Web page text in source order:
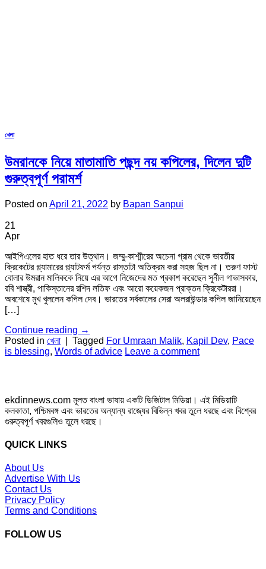
খেলা
উমরানকে নিয়ে মাতামাতি পছন্দ নয় কপিলের, দিলেন দুটি
গুরুত্বপূর্ণ পরামর্শ
Posted on April 21, 2022 by Bapan Sanpui
21
Apr
আইপিএলের হাত ধরে তার উত্থান। জম্মু-কাশ্মীরের অচেনা গ্রাম থেকে ভারতীয়
ক্রিকেটের গ্ল্যামারের প্ল্যাটফর্ম পর্যন্ত রাস্তাটা অতিক্রম করা সহজ ছিল না। তরুণ ফাস্ট
বোলার উমরান মালিককে নিয়ে এর আগে নিজেদের মত প্রকাশ করেছেন সুনীল গাভাসকার,
রবি শাস্ত্রী, পাকিস্তানের রশিদ লতিফ এবং আরো কয়েকজন প্রাক্তন ক্রিকেটাররা।
অবশেষে মুখ খুললেন কপিল দেব। ভারতের সর্বকালের সেরা অলরাউন্ডার কপিল জানিয়েছেন
[…]
Continue reading →
Posted in খেলা Tagged For Umraan Malik, Kapil Dev, Pace
is blessing, Words of advice Leave a comment
ekdinnews.com মূলত বাংলা ভাষায় একটি ডিজিটাল মিডিয়া। এই মিডিয়াটি
কলকাতা, পশ্চিমবঙ্গ এবং ভারতের অন্যান্য রাজ্যের বিভিন্ন খবর তুলে ধরছে এবং বিশ্বের
গুরুত্বপূর্ণ খবরগুলিও তুলে ধরছে।
QUICK LINKS
About Us
Advertise With Us
Contact Us
Privacy Policy
Terms and Conditions
FOLLOW US